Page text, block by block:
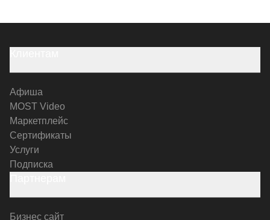
Афиша
MOST Video
Маркетплейс
Сертификаты
Услуги
Подписка
Бизнес сайт